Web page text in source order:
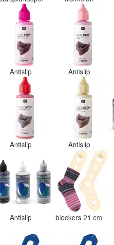
Antislip Antislip
Antislip Antislip
Antislip blockers 21 cm